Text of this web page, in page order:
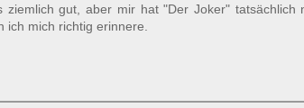
ziemlich gut, aber mir hat "Der Joker"
ich mich richtig erinnere.